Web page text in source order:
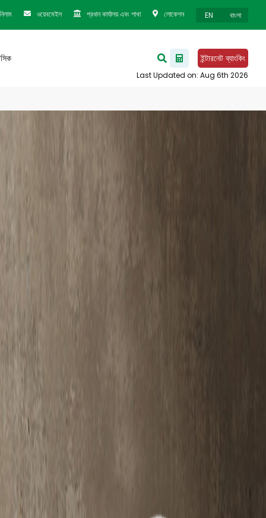
ওয়েবমেইল প্রধান কার্যালয় এবং শাখা লোকেশন EN বাংলা
ইন্টারনেট ব্যাংকিং